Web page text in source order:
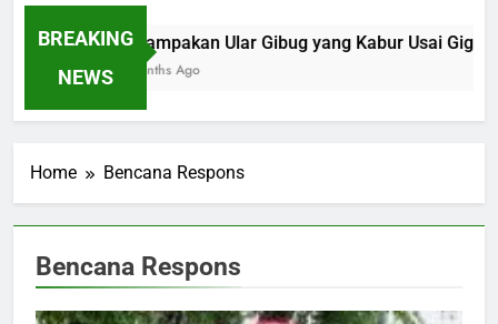
BREAKING
NEWS
Penampakan Ular Gibug yang Kabur Usai Gigit
4 Months Ago
Home Bencana Respons
Bencana Respons